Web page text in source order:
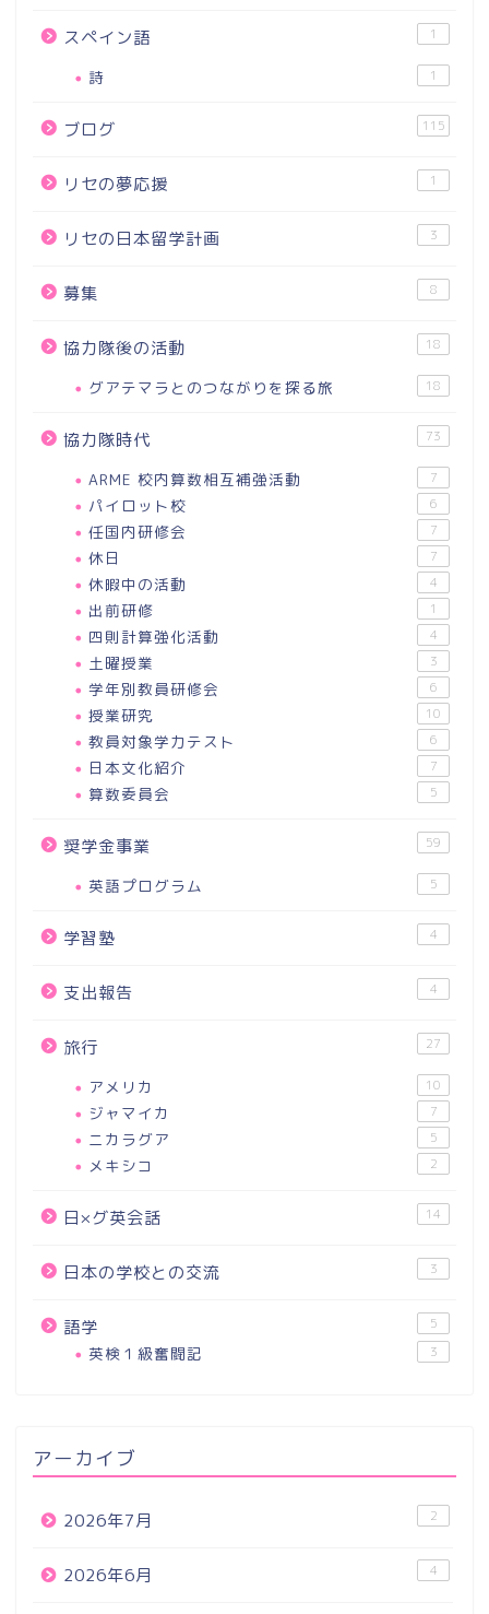
スペイン語 1
詩 1
ブログ 115
リセの夢応援 1
リセの日本留学計画 3
募集 8
協力隊後の活動 18
グアテマラとのつながりを探る旅 18
協力隊時代 73
ARME 校内算数相互補強活動 7
パイロット校 6
任国内研修会 7
休日 7
休暇中の活動 4
出前研修 1
四則計算強化活動 4
土曜授業 3
学年別教員研修会 6
授業研究 10
教員対象学力テスト 6
日本文化紹介 7
算数委員会 5
奨学金事業 59
英語プログラム 5
学習塾 4
支出報告 4
旅行 27
アメリカ 10
ジャマイカ 7
ニカラグア 5
メキシコ 2
日×グ英会話 14
日本の学校との交流 3
語学 5
英検１級奮闘記 3
アーカイブ
2026年7月 2
2026年6月 4